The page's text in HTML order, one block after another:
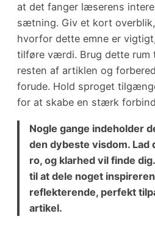
at det fanger læserens
sætning. Giv et kort
hvorfor dette emne er
tilføre værdi. Brug dette
resten af artiklen og
forude. Hold sproget
for at skabe en stærk
Nogle gange indeholder
den dybeste visdom. Lad
ro, og klarhed vil finde
til at dele noget
reflekterende, perfekt
artikel.